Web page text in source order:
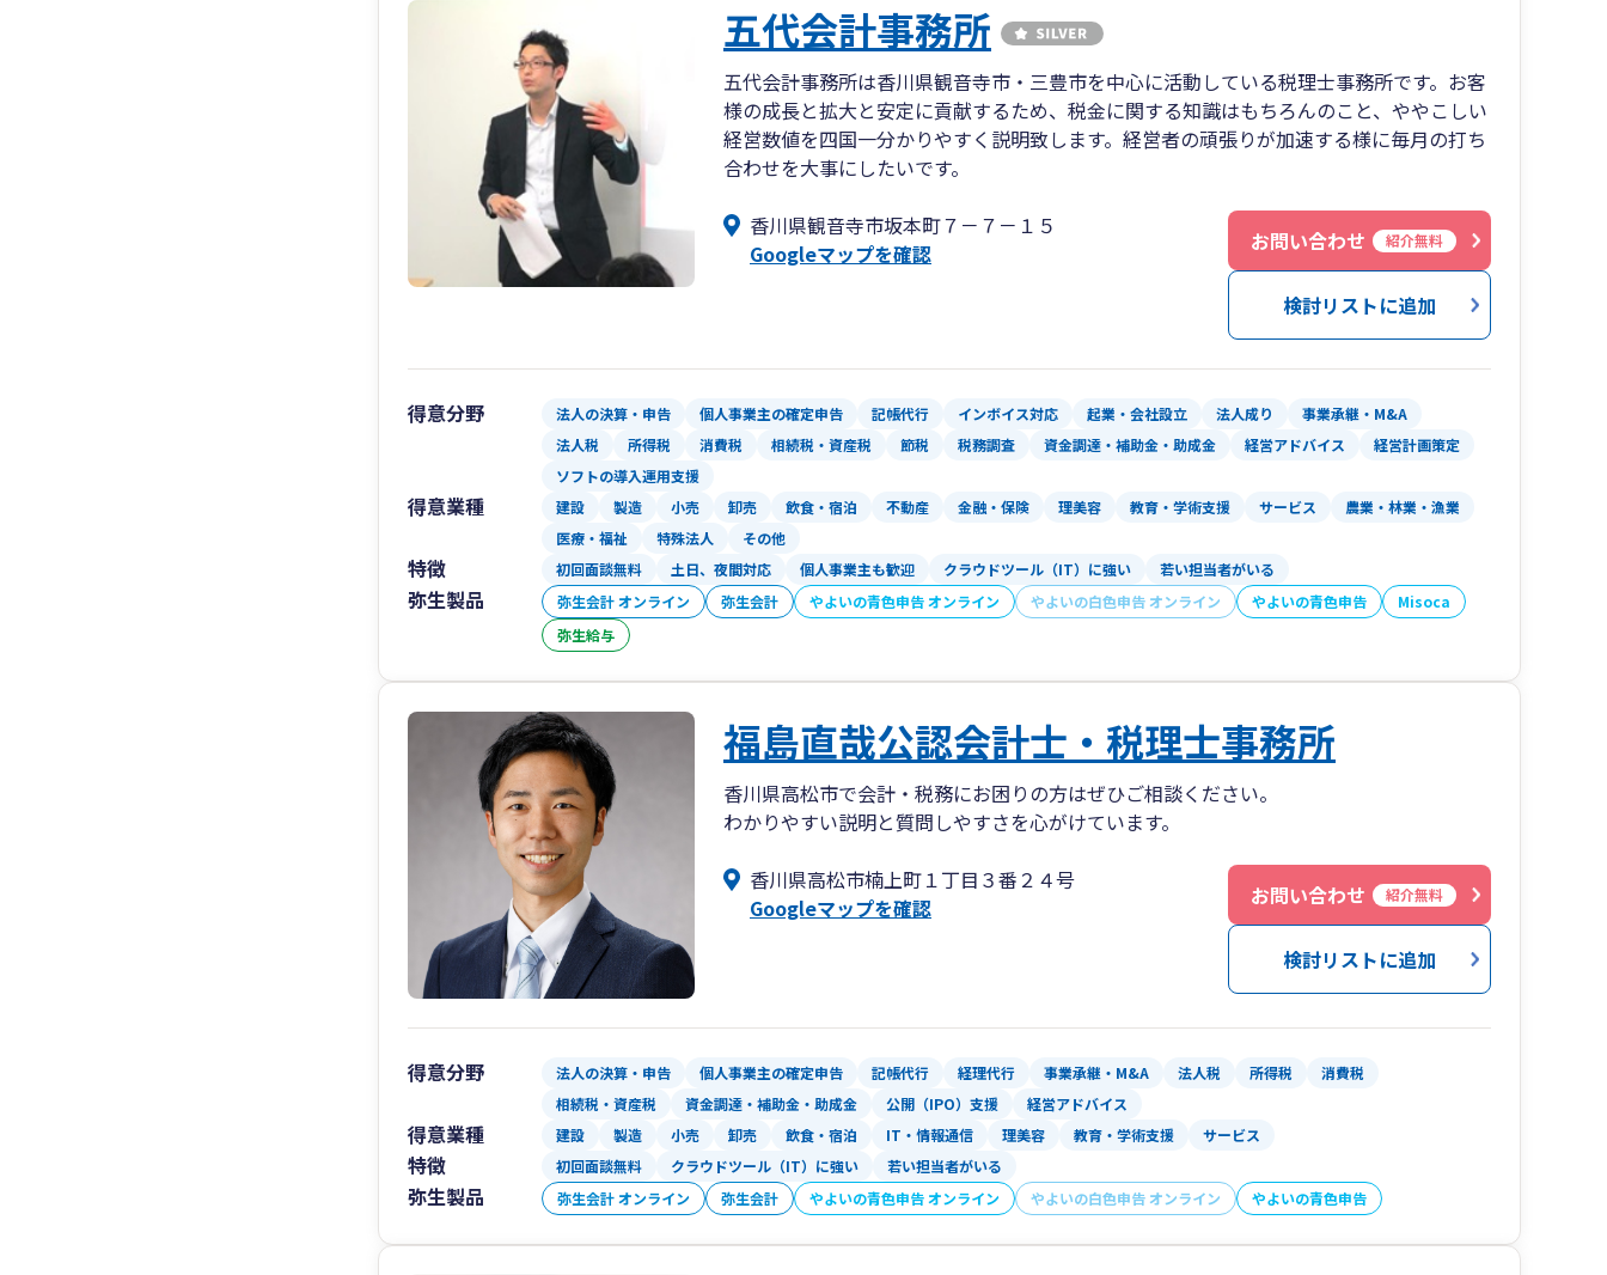
五代会計事務所
五代会計事務所は香川県観音寺市・三豊市を中心に活動している税理士事務所です。お客
様の成長と拡大と安定に貢献するため、税金に関する知識はもちろんのこと、ややこしい
経営数値を四国一分かりやすく説明致します。経営者の頑張りが加速する様に毎月の打ち
合わせを大事にしたいです。
香川県観音寺市坂本町７－７－１５
Googleマップを確認
お問い合わせ 紹介無料
検討リストに追加
得意分野 法人の決算・申告 個人事業主の確定申告 記帳代行 インボイス対応 起業・会社設立 法人成り
事業承継・M&A
法人税
所得税 消費税 相続税・資産税 節税 税務調査 資金調達・補助金・助成金 経営アドバイス
経営計画策定
ソフトの導入運用支援
得意業種 建設 製造 小売 卸売 飲食・宿泊 不動産 金融・保険 理美容 教育・学術支援 サービス
農業・林業・漁業
医療・福祉
特殊法人 その他
特徴 初回面談無料 土日、夜間対応 個人事業主も歓迎 クラウドツール（IT）に強い 若い担当者がいる
弥生製品 弥生会計 オンライン 弥生会計 やよいの青色申告 オンライン やよいの白色申告 オンライン やよいの青色申告
Misoca
弥生給与
福島直哉公認会計士・税理士事務所
香川県高松市で会計・税務にお困りの方はぜひご相談ください。
わかりやすい説明と質問しやすさを心がけています。
香川県高松市楠上町１丁目３番２４号
Googleマップを確認
お問い合わせ 紹介無料
検討リストに追加
得意分野 法人の決算・申告 個人事業主の確定申告 記帳代行 経理代行 事業承継・M&A 法人税 所得税
消費税
相続税・資産税
資金調達・補助金・助成金 公開（IPO）支援 経営アドバイス
得意業種 建設 製造 小売 卸売 飲食・宿泊 IT・情報通信 理美容 教育・学術支援 サービス
特徴 初回面談無料 クラウドツール（IT）に強い 若い担当者がいる
弥生製品 弥生会計 オンライン 弥生会計 やよいの青色申告 オンライン やよいの白色申告 オンライン やよいの青色申告